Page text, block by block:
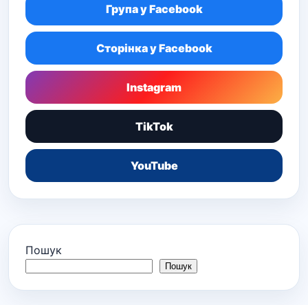
Група у Facebook
Сторінка у Facebook
Instagram
TikTok
YouTube
Пошук
Пошук